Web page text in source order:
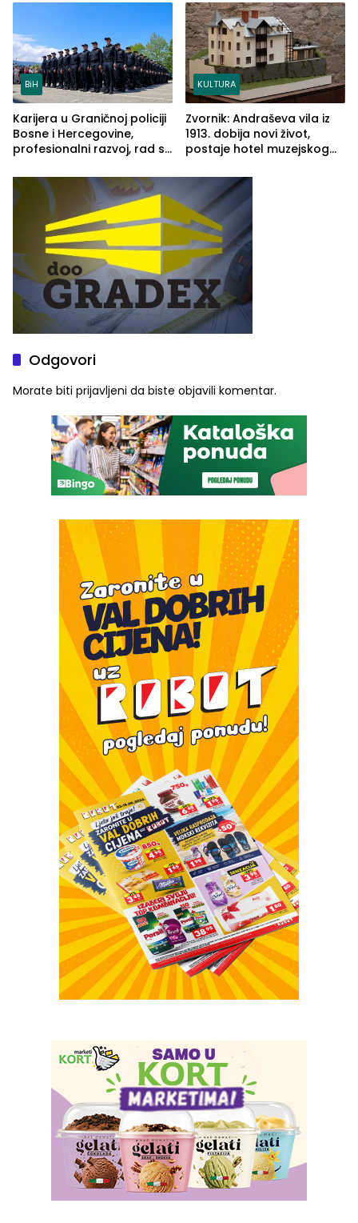
BiH
Karijera u Graničnoj policiji
Bosne i Hercegovine,
profesionalni razvoj, rad sa
služba građanima
KULTURA
Zvornik: Andraševa vila iz
1913. dobija novi život,
postaje hotel muzejskog
Odgovori
Morate biti prijavljeni da biste objavili komentar.